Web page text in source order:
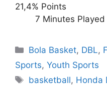
21,4%
7 Minutes
Bola Basket, DBL,
Sports, Youth Sports
basketball, Honda